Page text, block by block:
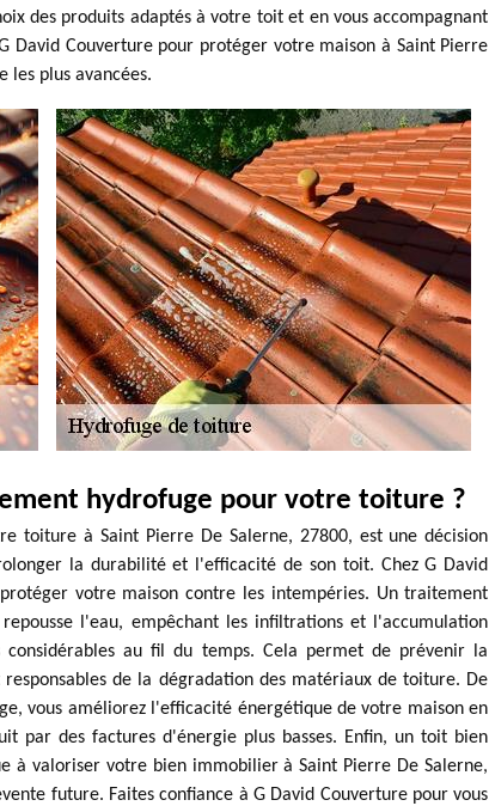
des produits adaptés à votre toit et en vous accompagnant
David Couverture pour protéger votre maison à Saint Pierre
les plus avancées.
hydrofuge pour votre toiture ?
toiture à Saint Pierre De Salerne, 27800, est une décision
la durabilité et l'efficacité de son toit. Chez G David
votre maison contre les intempéries. Un traitement
l'eau, empêchant les infiltrations et l'accumulation
au fil du temps. Cela permet de prévenir la
de la dégradation des matériaux de toiture. De
vous améliorez l'efficacité énergétique de votre maison en
par des factures d'énergie plus basses. Enfin, un toit bien
à valoriser votre bien immobilier à Saint Pierre De Salerne,
future. Faites confiance à G David Couverture pour vous